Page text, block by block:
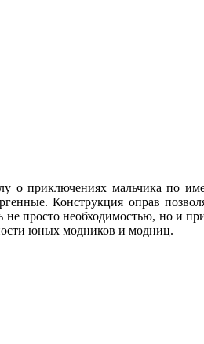
о приключениях мальчика по
Конструкция оправ
просто необходимостью, но и
юных модников и модниц.